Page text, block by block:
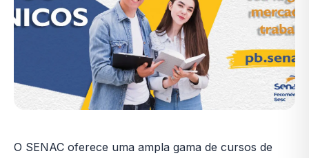
O SENAC oferece uma ampla gama de cursos de